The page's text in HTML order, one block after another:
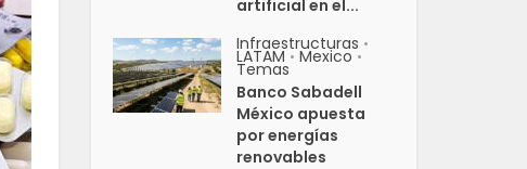
artificial en el...
Infraestructuras •
LATAM • Mexico •
Temas
Banco Sabadell
México apuesta
por energías
renovables